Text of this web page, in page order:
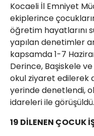
Kocaeli İl Emniyet
ekiplerince
öğretim hayatlarını
yapılan denetimler
kapsamda 1-7
Derince, Başiskele
okul ziyaret edilerek
yerinde denetlendi,
idareleri ile görüşüldü.
19 DİLENEN ÇOCUK